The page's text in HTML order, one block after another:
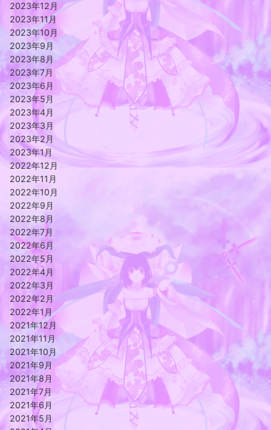
2023年12月
2023年11月
2023年10月
2023年9月
2023年8月
2023年7月
2023年6月
2023年5月
2023年4月
2023年3月
2023年2月
2023年1月
2022年12月
2022年11月
2022年10月
2022年9月
2022年8月
2022年7月
2022年6月
2022年5月
2022年4月
2022年3月
2022年2月
2022年1月
2021年12月
2021年11月
2021年10月
2021年9月
2021年8月
2021年7月
2021年6月
2021年5月